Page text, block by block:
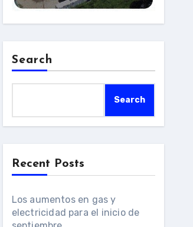
Search
Search
Recent Posts
Los aumentos en gas y
electricidad para el inicio de